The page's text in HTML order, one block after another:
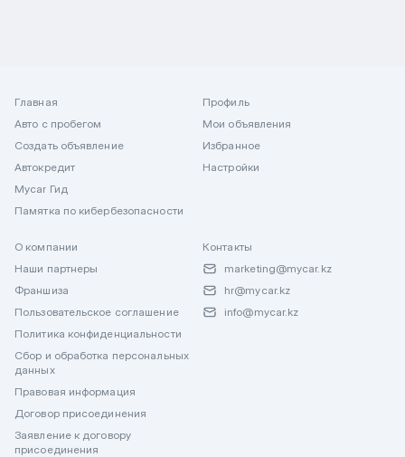
Главная
Авто с пробегом
Создать объявление
Автокредит
Mycar Гид
Памятка по кибербезопасности
Профиль
Мои объявления
Избранное
Настройки
О компании
Наши партнеры
Франшиза
Пользовательское соглашение
Политика конфиденциальности
Сбор и обработка персональных
данных
Правовая информация
Договор присоединения
Заявление к договору
присоединения
Контакты
marketing@mycar.kz
hr@mycar.kz
info@mycar.kz